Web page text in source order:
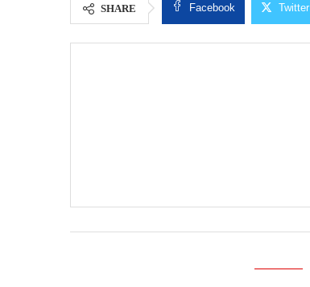
SHARE Facebook Twitter